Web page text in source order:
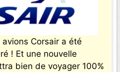
Corsair a été
! Et une nouvelle
bien de voyager 100%